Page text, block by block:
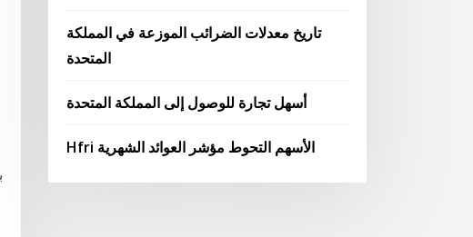
تاريخ معدلات الضرائب الموزعة في المملكة
المتحدة
أسهل تجارة للوصول إلى المملكة المتحدة
Hfri الأسهم التحوط مؤشر العوائد الشهرية